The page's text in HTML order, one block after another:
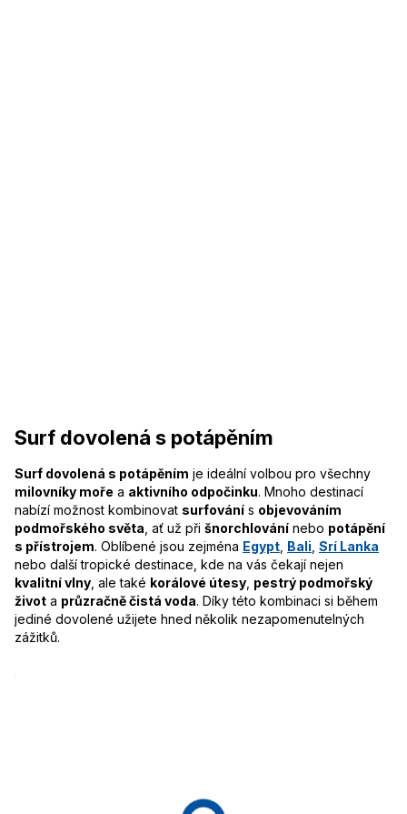
Surf dovolená s potápěním
Surf dovolená s potápěním je ideální volbou pro všechny
milovníky moře a aktivního odpočinku. Mnoho destinací
nabízí možnost kombinovat surfování s objevováním
podmořského světa , ať už při šnorchlování nebo potápění
s přístrojem. Oblíbené jsou zejména Egypt Bali Srí Lanka
nebo další tropické destinace, kde na vás čekají nejen
kvalitní vlny , ale také korálové útesy pestrý podmořský
život a průzračně čistá voda. Díky této kombinaci si během
jediné dovolené užijete hned několik nezapomenutelných
zážitků.